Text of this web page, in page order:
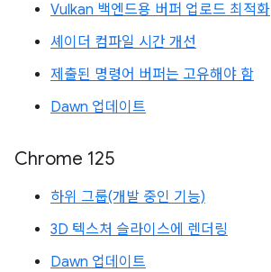
Vulkan 백엔드용 버퍼 업로드 최적화
셰이더 컴파일 시간 개선
제출된 명령어 버퍼는 고유해야 함
Dawn 업데이트
Chrome 125
하위 그룹(개발 중인 기능)
3D 텍스처 슬라이스에 렌더링
Dawn 업데이트